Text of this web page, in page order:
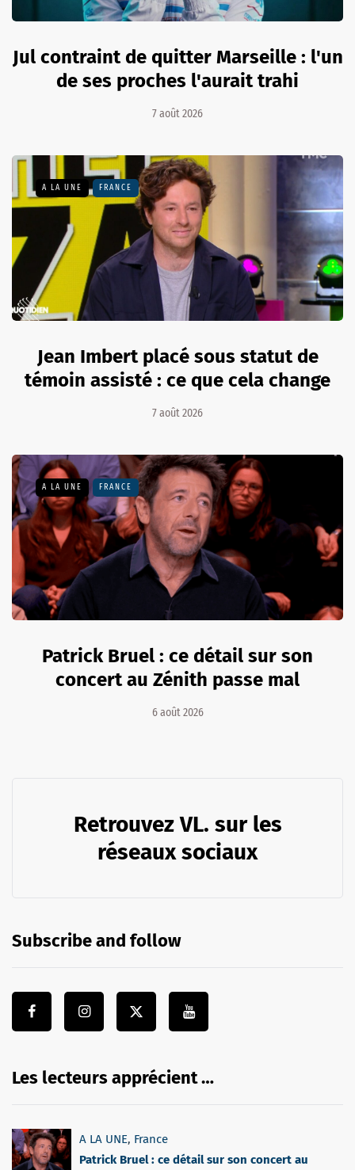
Jul contraint de quitter Marseille : l'un
de ses proches l'aurait trahi
7 août 2026
A LA UNE FRANCE
Jean Imbert placé sous statut de
témoin assisté : ce que cela change
7 août 2026
A LA UNE FRANCE
Patrick Bruel : ce détail sur son
concert au Zénith passe mal
6 août 2026
Retrouvez VL. sur les
réseaux sociaux
Subscribe and follow
Les lecteurs apprécient …
A LA UNE, France
Patrick Bruel : ce détail sur son concert au